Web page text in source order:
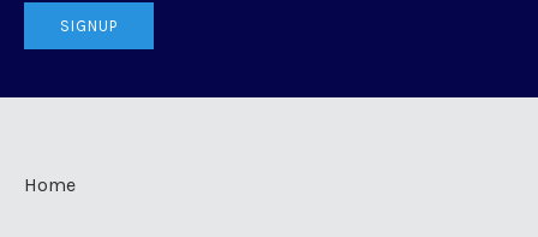
SIGNUP
Home